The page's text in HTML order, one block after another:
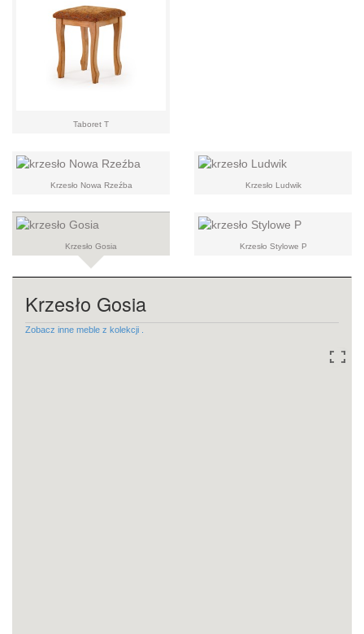
Taboret T
Krzesło Nowa Rzeźba Krzesło Ludwik
Krzesło Gosia Krzesło Stylowe P
Krzesło Gosia
Zobacz inne meble z kolekcji .